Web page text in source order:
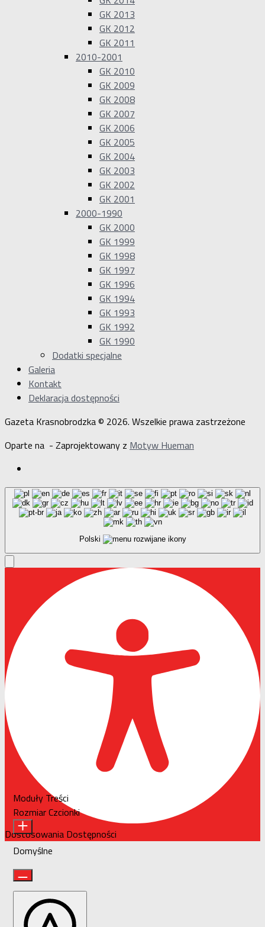
GK 2013
GK 2012
GK 2011
2010-2001
GK 2010
GK 2009
GK 2008
GK 2007
GK 2006
GK 2005
GK 2004
GK 2003
GK 2002
GK 2001
2000-1990
GK 2000
GK 1999
GK 1998
GK 1997
GK 1996
GK 1994
GK 1993
GK 1992
GK 1990
Dodatki specjalne
Galeria
Kontakt
Deklaracja dostępności
Gazeta Krasnobrodzka © 2026. Wszelkie prawa zastrzeżone
Oparte na - Zaprojektowany z Motyw Hueman
Polski
Dostosowania Dostępności
Moduły Treści
Rozmiar Czcionki
Domyślne